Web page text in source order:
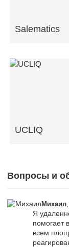
Salematics
UCLIQ
Вопросы и
Михаил
Я
помогает
всем